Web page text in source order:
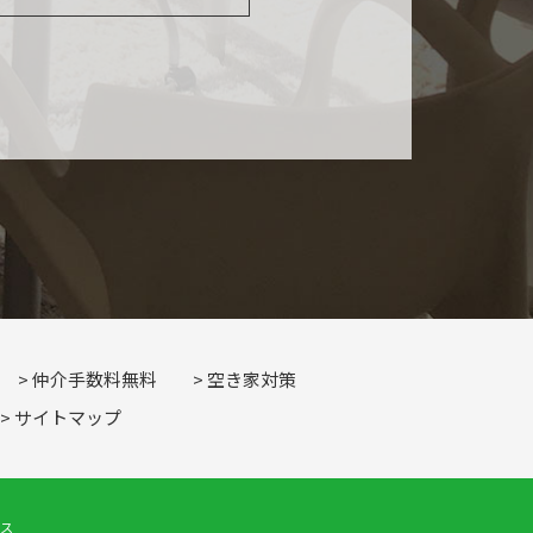
仲介手数料無料
空き家対策
サイトマップ